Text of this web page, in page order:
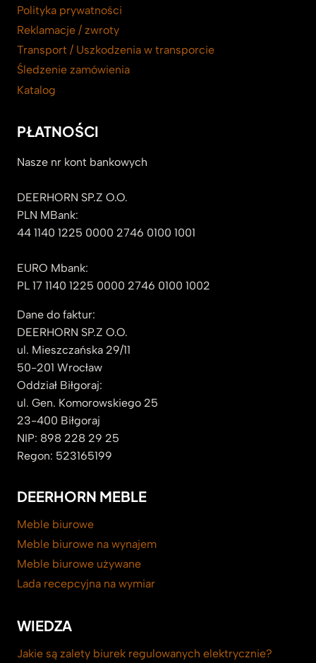
Polityka prywatności
Reklamacje / zwroty
Transport / Uszkodzenia w transporcie
Śledzenie zamówienia
Katalog
PŁATNOŚCI
Nasze nr kont bankowych
DEERHORN SP.Z O.O.
PLN MBank:
44 1140 1225 0000 2746 0100 1001
EURO Mbank:
PL 17 1140 1225 0000 2746 0100 1002
Dane do faktur:
DEERHORN SP.Z O.O.
ul. Mieszczańska 29/11
50-201 Wrocław
Oddział Biłgoraj:
ul. Gen. Komorowskiego 25
23-400 Biłgoraj
NIP: 898 228 29 25
Regon: 523165199
DEERHORN MEBLE
Meble biurowe
Meble biurowe na wynajem
Meble biurowe używane
Lada recepcyjna na wymiar
WIEDZA
Jakie są zalety biurek regulowanych elektrycznie?